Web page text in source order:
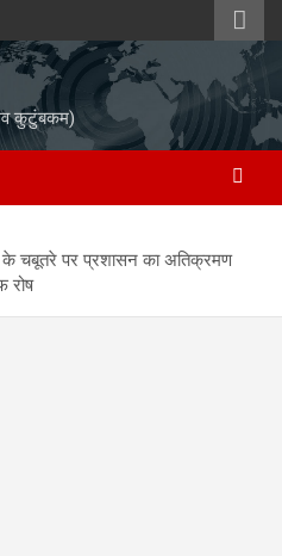
कुटुंबकम)
के चबूतरे पर प्रशासन का अतिक्रमण
रोष